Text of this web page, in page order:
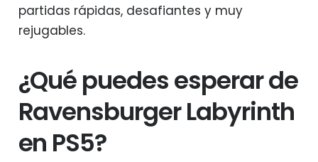
partidas rápidas, desafiantes y muy
rejugables.
¿Qué puedes esperar de
Ravensburger Labyrinth
en PS5?